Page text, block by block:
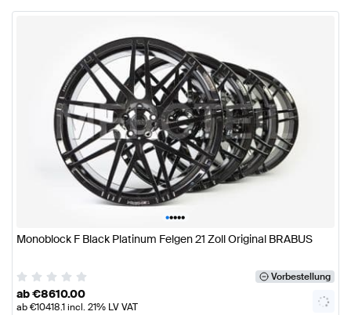
•••••
Monoblock F Black Platinum Felgen 21 Zoll Original BRABUS
Vorbestellung
ab€8610.00
ab€10418.1incl. 21% LV VAT